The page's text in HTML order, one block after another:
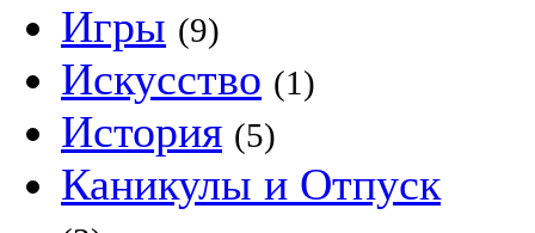
Игры (9)
Искусство (1)
История (5)
Каникулы и Отпуск